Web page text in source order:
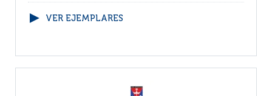
VER EJEMPLARES